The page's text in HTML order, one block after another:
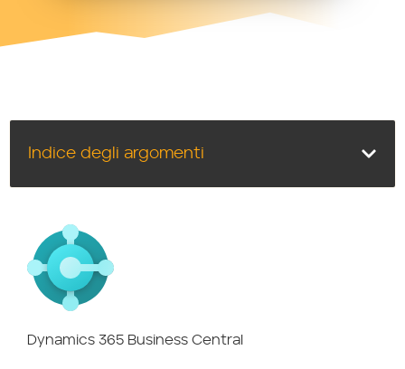
Indice degli argomenti
Dynamics 365 Business Central